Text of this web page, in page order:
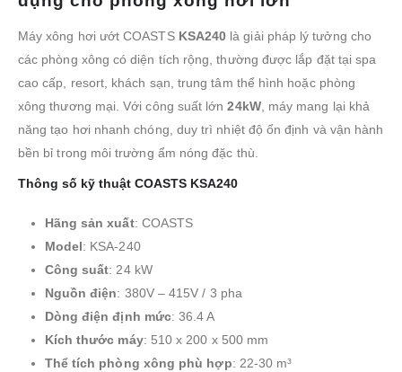
Máy xông hơi ướt COASTS KSA240 là giải pháp lý tưởng cho
các phòng xông có diện tích rộng, thường được lắp đặt tại spa
cao cấp, resort, khách sạn, trung tâm thể hình hoặc phòng
xông thương mại. Với công suất lớn24kW, máy mang lại khả
năng tạo hơi nhanh chóng, duy trì nhiệt độ ổn định và vận hành
bền bỉ trong môi trường ẩm nóng đặc thù.
Thông số kỹ thuật COASTS KSA240
Hãng sản xuất: COASTS
Model: KSA-240
Công suất: 24 kW
Nguồn điện: 380V – 415V / 3 pha
Dòng điện định mức: 36.4 A
Kích thước máy: 510 x 200 x 500 mm
Thể tích phòng xông phù hợp: 22-30 m³